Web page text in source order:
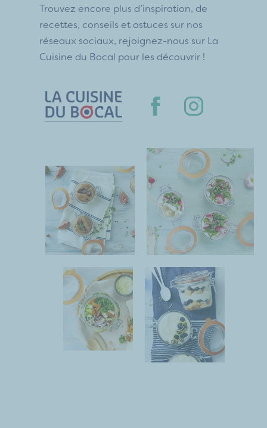
Trouvez encore plus d’inspiration, de
recettes, conseils et astuces sur nos
réseaux sociaux, rejoignez-nous sur La
Cuisine du Bocal pour les découvrir !